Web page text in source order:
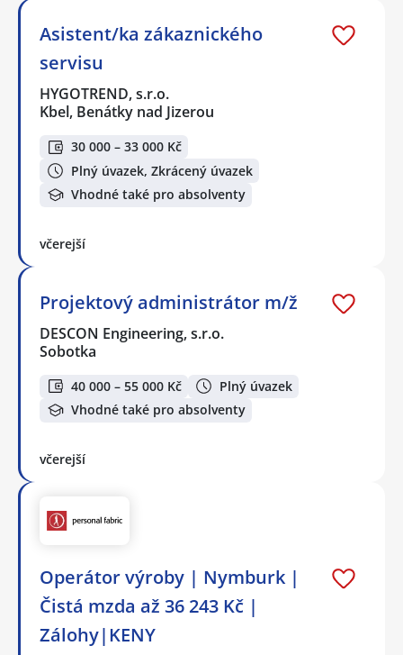
Asistent/ka zákaznického
servisu
HYGOTREND, s.r.o.
Kbel, Benátky nad Jizerou
30 000 – 33 000 Kč
Plný úvazek, Zkrácený úvazek
Vhodné také pro absolventy
včerejší
Projektový administrátor m/ž
DESCON Engineering, s.r.o.
Sobotka
40 000 – 55 000 Kč
Plný úvazek
Vhodné také pro absolventy
včerejší
Operátor výroby | Nymburk |
Čistá mzda až 36 243 Kč |
Zálohy|KENY